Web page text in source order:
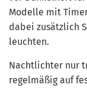
Modelle mit
dabei zusätzlich
leuchten.
Nachtlichter nur
regelmäßig auf